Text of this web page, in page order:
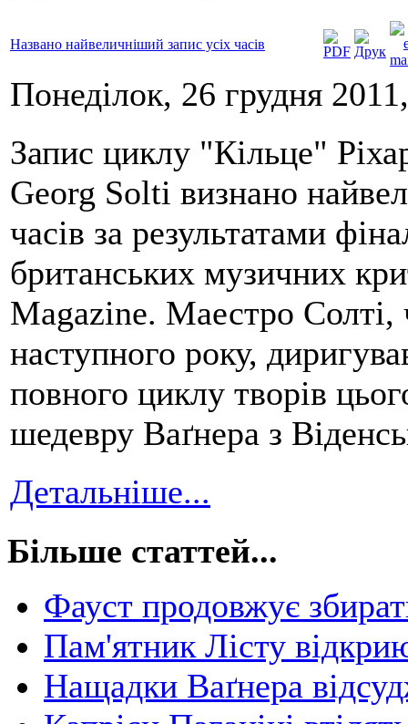
Названо найвеличніший запис усіх часів
Понеділок, 26 грудня
Запис циклу "Кільце"
Georg Solti визнано
часів за результатами
британських музичних
Magazine. Маестро Солті,
наступного року,
повного циклу творів
шедевру Ваґнера з
Детальніше...
Більше статтей...
Фауст продовжує
Пам'ятник Лісту
Нащадки Ваґнера